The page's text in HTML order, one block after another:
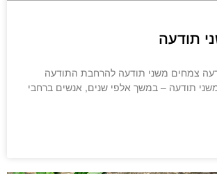
תודעה
צמחים משני תודעה להרחבת התודעה
תודעה – במשך אלפי שנים, אנשים ברחבי